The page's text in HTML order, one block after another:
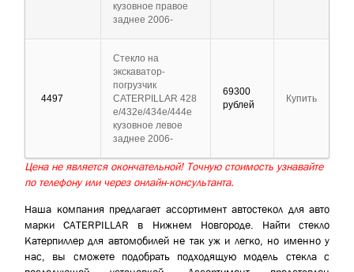
кузовное правое
заднее 2006-
4497
Стекло на
экскаватор-
погрузчик
CATERPILLAR 428
e/432e/434e/444e
кузовное левое
заднее 2006-
69300
рублей
Купить
Цена не является окончательной! Точную стоимость узнавайте
по телефону или через онлайн-консультанта.
Наша компания предлагает ассортимент автостекол для авто
марки CATERPILLAR в Нижнем Новгороде. Найти стекло
Катерпиллер для автомобилей не так уж и легко, но именно у
нас, вы сможете подобрать подходящую модель стекла с